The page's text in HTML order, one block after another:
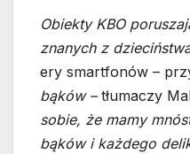
Obiekty KBO
znanych z
ery smartfonów –
bąków –tłumaczy
sobie, że mamy
bąków i każdego